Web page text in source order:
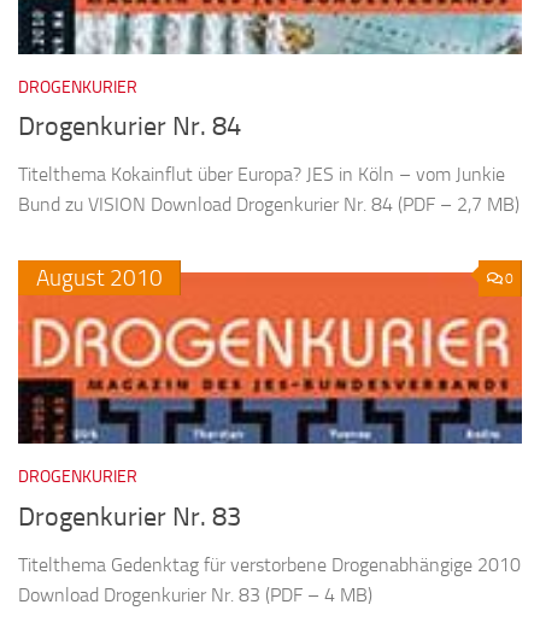
DROGENKURIER
Drogenkurier Nr. 84
Titelthema Kokainflut über Europa? JES in Köln – vom Junkie
Bund zu VISION Download Drogenkurier Nr. 84 (PDF – 2,7 MB)
0
August 2010
DROGENKURIER
Drogenkurier Nr. 83
Titelthema Gedenktag für verstorbene Drogenabhängige 2010
Download Drogenkurier Nr. 83 (PDF – 4 MB)